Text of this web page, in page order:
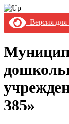
Версия
385»